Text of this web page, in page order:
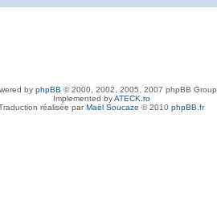
by phpBB © 2000, 2002, 2005, 2007 phpBB Group
Implemented byATECK.ro
réalisée parMaël Soucaze © 2010 phpBB.fr